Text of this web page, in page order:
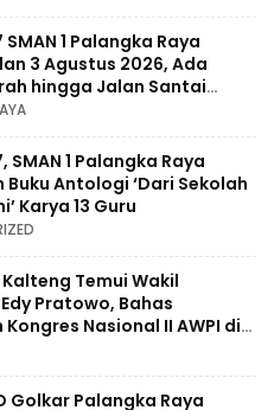
SMAN 1 Palangka Raya
3 Agustus 2026, Ada
hingga Jalan Santai
SMAN 1 Palangka Raya
Buku Antologi ‘Dari Sekolah
Karya 13 Guru
Kalteng Temui Wakil
Pratowo, Bahas
Nasional II AWPI di
Tengah
Golkar Palangka Raya